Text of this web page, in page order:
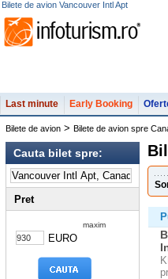
Bilete de avion Vancouver Intl Apt
Last minute Early Booking
Bilete de avion > Bilete de avion spre
Cauta bilet spre:
Pret
maxim
EURO